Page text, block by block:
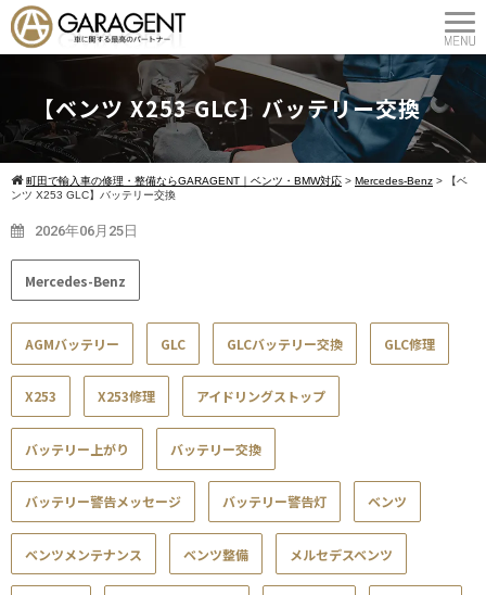
【ベンツ X253 GLC】バッテリー交換
町田で輸入車の修理・整備ならGARAGENT｜ベンツ・BMW対応 > Mercedes-Benz >
【ベ
ンツ X253 GLC】バッテリー交換
2026年06月25日
Mercedes-Benz
AGMバッテリー GLC GLCバッテリー交換 GLC修理
X253 X253修理 アイドリングストップ
バッテリー上がり バッテリー交換
バッテリー警告メッセージ バッテリー警告灯 ベンツ
ベンツメンテナンス ベンツ整備 メルセデスベンツ